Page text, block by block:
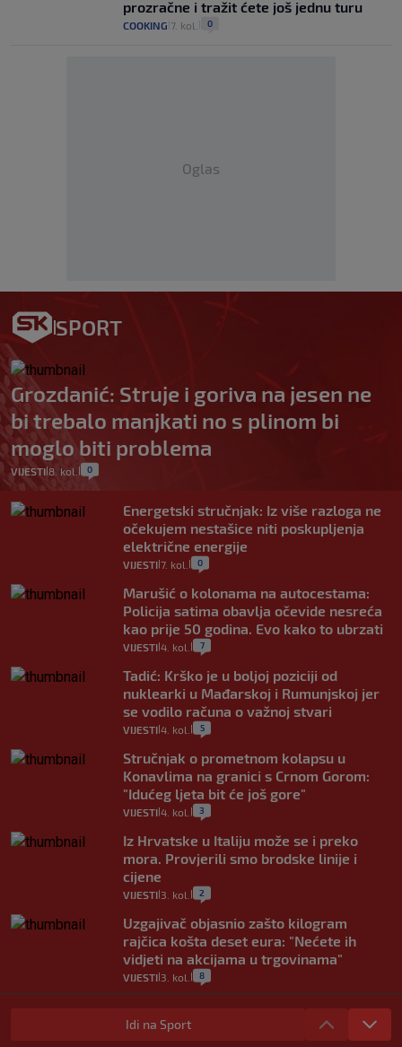
prozračne i tražit ćete još jednu turu
COOKING 7. kol. 0
Oglas
SPORT
Grozdanić: Struje i goriva na jesen ne
bi trebalo manjkati no s plinom bi
moglo biti problema
VIJESTI 8. kol. 0
Energetski stručnjak: Iz više razloga ne
očekujem nestašice niti poskupljenja
električne energije
VIJESTI 7. kol. 0
Marušić o kolonama na autocestama:
Policija satima obavlja očevide nesreća
kao prije 50 godina. Evo kako to ubrzati
VIJESTI 4. kol. 7
Tadić: Krško je u boljoj poziciji od
nuklearki u Mađarskoj i Rumunjskoj jer
se vodilo računa o važnoj stvari
VIJESTI 4. kol. 5
Stručnjak o prometnom kolapsu u
Konavlima na granici s Crnom Gorom:
"Idućeg ljeta bit će još gore"
VIJESTI 4. kol. 3
Iz Hrvatske u Italiju može se i preko
mora. Provjerili smo brodske linije i
cijene
VIJESTI 3. kol. 2
Uzgajivač objasnio zašto kilogram
rajčica košta deset eura: "Nećete ih
vidjeti na akcijama u trgovinama"
VIJESTI 3. kol. 8
Selidba je jedno od stresnijih iskustava.
Evo aktualnih cijena i nekoliko savjeta
Idi na Sport